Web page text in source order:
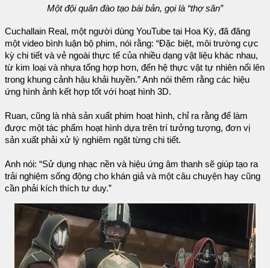
Một đội quân đào tạo bài bản, gọi là “thợ săn”
Cuchallain Real, một người dùng YouTube tại Hoa Kỳ, đã đăng
một video bình luận bộ phim, nói rằng: “Đặc biệt, môi trường cực
kỳ chi tiết và vẻ ngoài thực tế của nhiều dạng vật liệu khác nhau,
từ kim loại và nhựa tổng hợp hơn, đến hệ thực vật tự nhiên nổi lên
trong khung cảnh hậu khải huyền.” Anh nói thêm rằng các hiệu
ứng hình ảnh kết hợp tốt với hoạt hình 3D.
Ruan, cũng là nhà sản xuất phim hoạt hình, chỉ ra rằng để làm
được một tác phẩm hoạt hình dựa trên trí tưởng tượng, đơn vị
sản xuất phải xử lý nghiêm ngặt từng chi tiết.
Anh nói: “Sử dụng nhạc nền và hiệu ứng âm thanh sẽ giúp tạo ra
trải nghiệm sống động cho khán giả và một câu chuyện hay cũng
cần phải kích thích tư duy.”